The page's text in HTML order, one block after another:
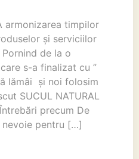
armonizarea timpilor
și serviciilor
de la o
s-a finalizat cu ”
lămâi și noi folosim
SUCUL NATURAL
precum De
nevoie pentru […]